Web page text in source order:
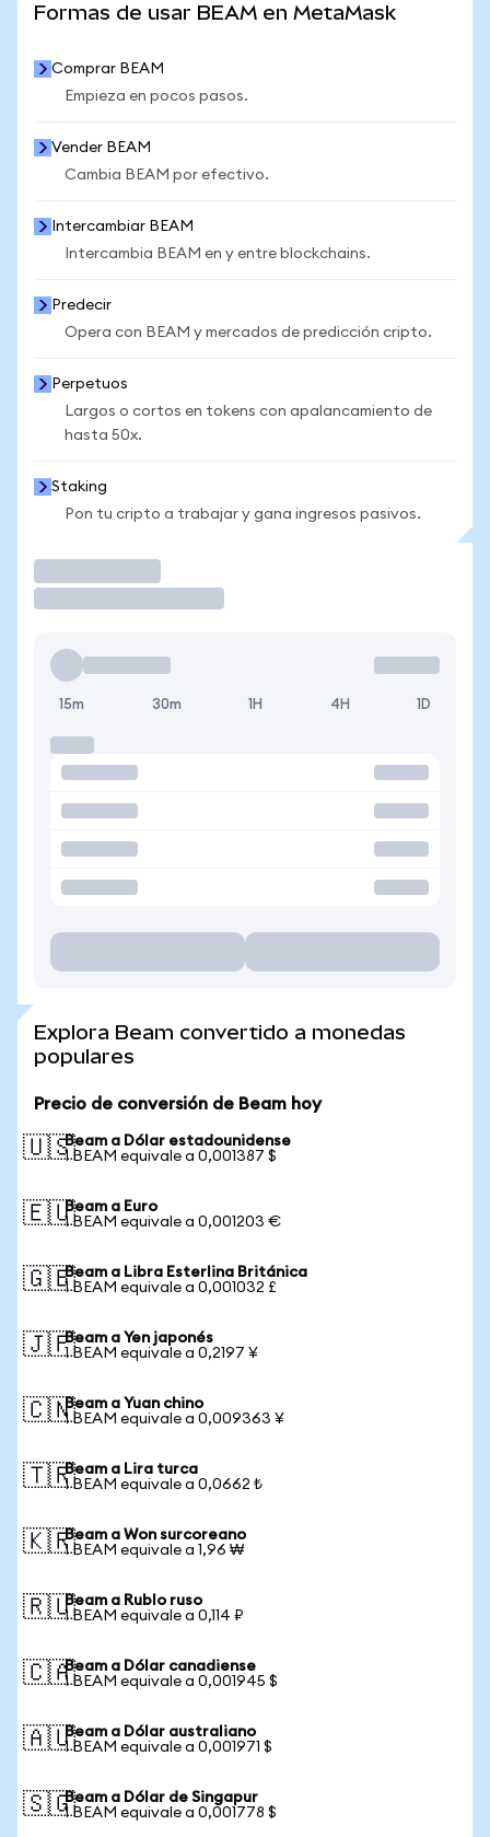
Formas de usar BEAM en MetaMask
Comprar BEAM
Empieza en pocos pasos.
Vender BEAM
Cambia BEAM por efectivo.
Intercambiar BEAM
Intercambia BEAM en y entre blockchains.
Predecir
Opera con BEAM y mercados de predicción cripto.
Perpetuos
Largos o cortos en tokens con apalancamiento de
hasta 50x.
Staking
Pon tu cripto a trabajar y gana ingresos pasivos.
15m 30m 1H 4H 1D
Explora Beam convertido a monedas
populares
Precio de conversión de Beam hoy
🇺🇸Beam a Dólar estadounidense
1 BEAM equivale a 0,001387 $
🇪🇺Beam a Euro
1 BEAM equivale a 0,001203 €
🇬🇧Beam a Libra Esterlina Británica
1 BEAM equivale a 0,001032 £
🇯🇵Beam a Yen japonés
1 BEAM equivale a 0,2197 ¥
🇨🇳Beam a Yuan chino
1 BEAM equivale a 0,009363 ¥
🇹🇷Beam a Lira turca
1 BEAM equivale a 0,0662 ₺
🇰🇷Beam a Won surcoreano
1 BEAM equivale a 1,96 ₩
🇷🇺Beam a Rublo ruso
1 BEAM equivale a 0,114 ₽
🇨🇦Beam a Dólar canadiense
1 BEAM equivale a 0,001945 $
🇦🇺Beam a Dólar australiano
1 BEAM equivale a 0,001971 $
🇸🇬Beam a Dólar de Singapur
1 BEAM equivale a 0,001778 $